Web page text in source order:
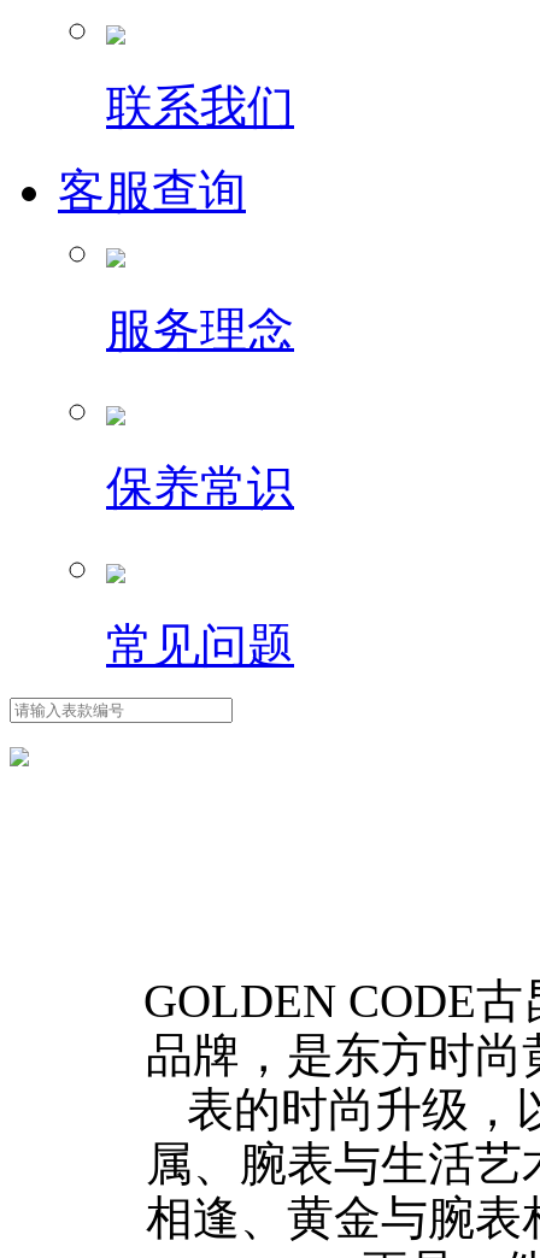
联系我们
客服查询
服务理念
保养常识
常见问题
GOLDEN CODE
品牌，是东方时
表的时尚升级，
属、腕表与生活
相逢、黄金与腕